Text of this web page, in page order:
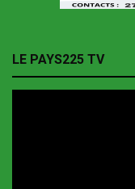
LE PAYS225 TV